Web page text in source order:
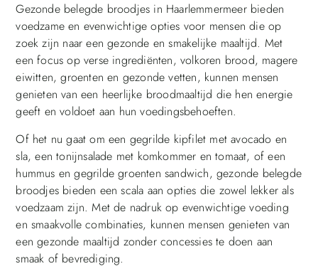
Gezonde belegde broodjes in Haarlemmermeer bieden
voedzame en evenwichtige opties voor mensen die op
zoek zijn naar een gezonde en smakelijke maaltijd. Met
een focus op verse ingrediënten, volkoren brood, magere
eiwitten, groenten en gezonde vetten, kunnen mensen
genieten van een heerlijke broodmaaltijd die hen energie
geeft en voldoet aan hun voedingsbehoeften.
Of het nu gaat om een gegrilde kipfilet met avocado en
sla, een tonijnsalade met komkommer en tomaat, of een
hummus en gegrilde groenten sandwich, gezonde belegde
broodjes bieden een scala aan opties die zowel lekker als
voedzaam zijn. Met de nadruk op evenwichtige voeding
en smaakvolle combinaties, kunnen mensen genieten van
een gezonde maaltijd zonder concessies te doen aan
smaak of bevrediging.